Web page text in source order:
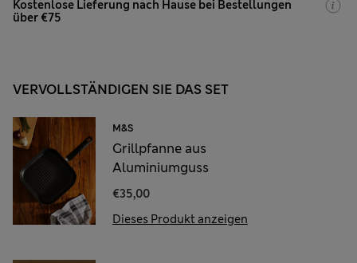
Kostenlose Lieferung nach Hause bei Bestellungen
über €75
VERVOLLSTÄNDIGEN SIE DAS SET
M&S
Grillpfanne aus
Aluminiumguss
€35,00
Dieses Produkt anzeigen